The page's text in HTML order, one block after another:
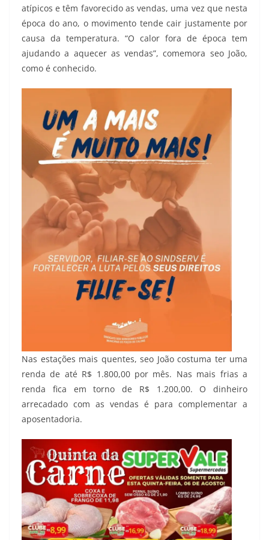
atípicos e têm favorecido as vendas, uma vez que nesta
época do ano, o movimento tende cair justamente por
causa da temperatura. “O calor fora de época tem
ajudando a aquecer as vendas”, comemora seo João,
como é conhecido.
Nas estações mais quentes, seo João costuma ter uma
renda de até R$ 1.800,00 por mês. Nas mais frias a
renda fica em torno de R$ 1.200,00. O dinheiro
arrecadado com as vendas é para complementar a
aposentadoria.